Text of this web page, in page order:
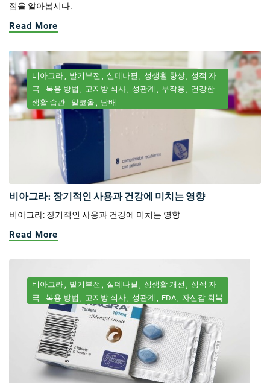
점을 알아봅시다.
Read More
비아그라 발기부전 실데나필 성생활 향상
성적 자
극
복용 방법 고지방 식사 성관계 부작용
건강한
생활 습관
알코올 담배
비아그라: 장기적인 사용과 건강에 미치는 영향
비아그라: 장기적인 사용과 건강에 미치는 영향
Read More
비아그라 발기부전 실데나필 성생활 개선
성적 자
극
복용 방법 고지방 식사 성관계 FDA 자신감 회복